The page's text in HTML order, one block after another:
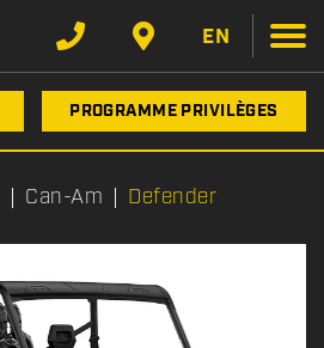
EN
PROGRAMME PRIVILÈGES
Can-Am Defender